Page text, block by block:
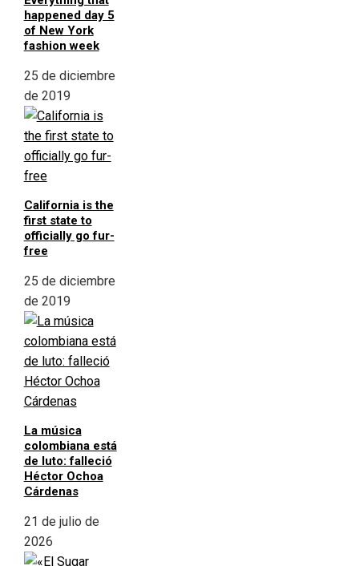
happened day 5
of New York
fashion week
25 de diciembre
de 2019
California is the
first state to
officially go fur-
free
25 de diciembre
de 2019
La música
colombiana está
de luto: falleció
Héctor Ochoa
Cárdenas
21 de julio de
2026